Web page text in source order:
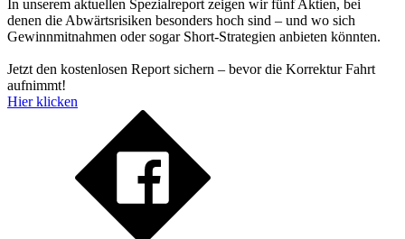
In unserem aktuellen Spezialreport zeigen wir fünf Aktien, bei
denen die Abwärtsrisiken besonders hoch sind – und wo sich
Gewinnmitnahmen oder sogar Short-Strategien anbieten könnten.
Jetzt den kostenlosen Report sichern – bevor die Korrektur Fahrt
aufnimmt!
Hier klicken